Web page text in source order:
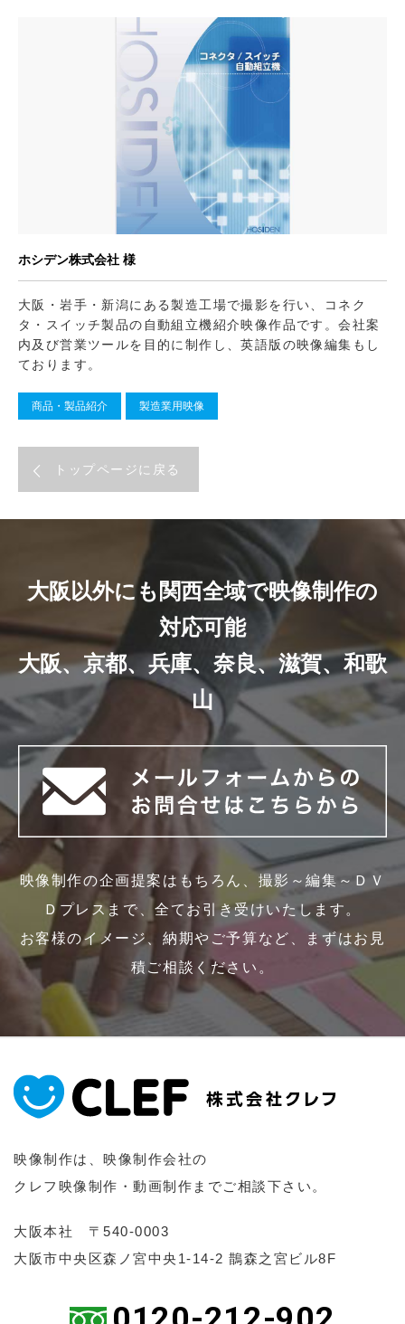
ホシデン株式会社 様
大阪・岩手・新潟にある製造工場で撮影を行い、コネク
タ・スイッチ製品の自動組立機紹介映像作品です。会社案
内及び営業ツールを目的に制作し、英語版の映像編集もし
ております。
商品・製品紹介 製造業用映像
トップページに戻る
大阪以外にも関西全域で映像制作の
対応可能
大阪、京都、兵庫、奈良、滋賀、和歌
山
映像制作の企画提案はもちろん、撮影～編集～ＤＶ
Ｄプレスまで、全てお引き受けいたします。
お客様のイメージ、納期やご予算など、まずはお見
積ご相談ください。
映像制作は、映像制作会社の
クレフ映像制作・動画制作までご相談下さい。
大阪本社 〒540-0003
大阪市中央区森ノ宮中央1-14-2 鵲森之宮ビル8F